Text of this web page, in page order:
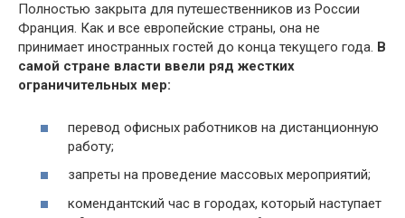
Полностью закрыта для путешественников из России
Франция. Как и все европейские страны, она не
принимает иностранных гостей до конца текущего года. В
самой стране власти ввели ряд жестких
ограничительных мер:
перевод офисных работников на дистанционную
работу;
запреты на проведение массовых мероприятий;
комендантский час в городах, который наступает